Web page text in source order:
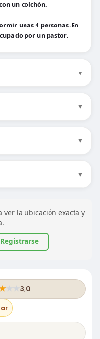
un colchón.
unas 4 personas.En
por un pastor.
▼
▼
▼
▼
la ubicación exacta y
Registrarse
★ ★3,0